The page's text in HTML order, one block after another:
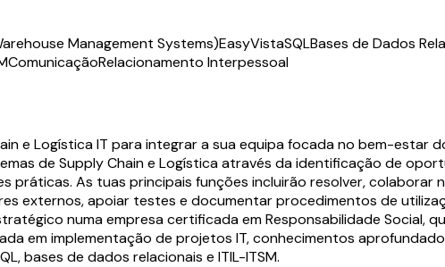
Management Systems)EasyVistaSQLBases de Dados
ComunicaçãoRelacionamento Interpessoal
e Logística IT para integrar a sua equipa focada no bem-estar
de Supply Chain e Logística através da identificação de
práticas. As tuas principais funções incluirão resolver, colaborar
externos, apoiar testes e documentar procedimentos de
numa empresa certificada em Responsabilidade Social,
em implementação de projetos IT, conhecimentos
bases de dados relacionais e ITIL-ITSM.